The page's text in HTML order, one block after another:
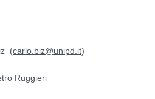
(carlo.biz@unipd.it)
Ruggieri